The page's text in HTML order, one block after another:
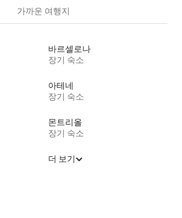
가까운 여행지
바르셀로나
장기 숙소
아테네
장기 숙소
몬트리올
장기 숙소
더 보기